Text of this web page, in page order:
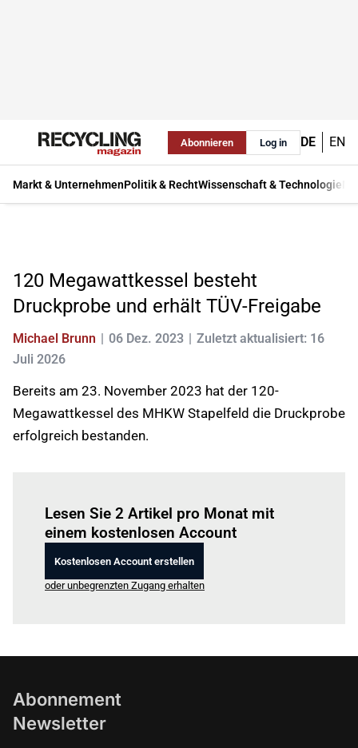
Abonnieren Log in DE EN
Markt & UnternehmenPolitik & RechtWissenschaft & Technologie
120 Megawattkessel besteht
Druckprobe und erhält TÜV-Freigabe
Michael Brunn 06 Dez. 2023
Zuletzt aktualisiert: 16
Juli 2026
Bereits am 23. November 2023 hat der 120-
Megawattkessel des MHKW Stapelfeld die Druckprobe
erfolgreich bestanden.
Lesen Sie 2 Artikel pro Monat mit
einem kostenlosen Account
Kostenlosen Account erstellen
oder unbegrenzten Zugang erhalten
Abonnement
Newsletter